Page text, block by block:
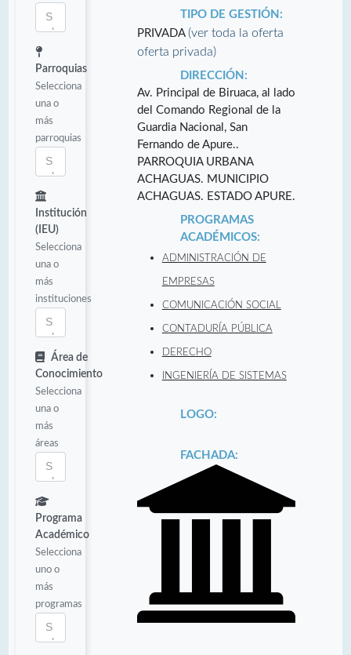
Parroquias
Selecciona
una o
más
parroquias
Institución
(IEU)
Selecciona
una o
más
instituciones
Área de
Conocimiento
Selecciona
una o
más
áreas
Programa
Académico
Selecciona
uno o
más
programas
TIPO DE GESTIÓN:
PRIVADA (ver toda la oferta
oferta privada)
DIRECCIÓN:
Av. Principal de Biruaca, al lado
del Comando Regional de la
Guardia Nacional, San
Fernando de Apure..
PARROQUIA URBANA
ACHAGUAS. MUNICIPIO
ACHAGUAS. ESTADO APURE.
PROGRAMAS
ACADÉMICOS:
ADMINISTRACIÓN DE
EMPRESAS
COMUNICACIÓN SOCIAL
CONTADURÍA PÚBLICA
DERECHO
INGENIERÍA DE SISTEMAS
LOGO:
FACHADA: